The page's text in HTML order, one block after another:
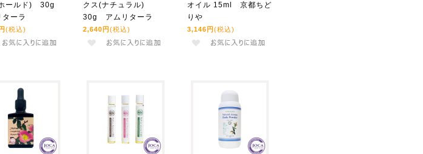
ールド) 30g
ターラ
(税込)
クス(ナチュラル)
30g アムリターラ
2,640円 (税込)
オイル 15ml 京都ちど
りや
3,146円 (税込)